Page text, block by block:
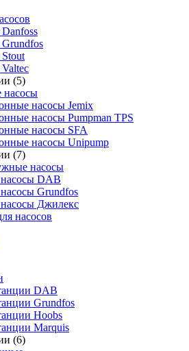
(5)
насосы
насосы Jemix
насосы Pumpman TPS
насосы SFA
насосы Unipump
(7)
насосы
DAB
Grundfos
Джилекс
насосов
DAB
Grundfos
Hoobs
Marquis
(6)